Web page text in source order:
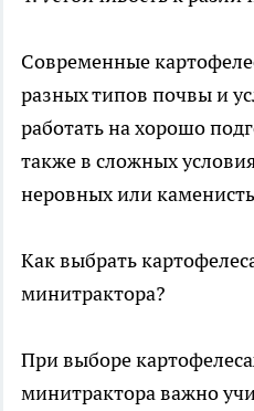
Современные
разных типов почвы и
работать на хорошо
также в сложных
неровных или
Как выбрать
минитрактора?
При выборе
минитрактора важно